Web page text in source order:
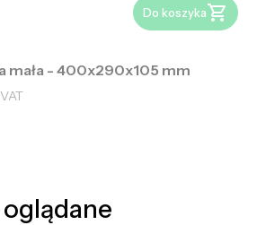
Do koszyka
mała - 400x290x105 mm
VAT